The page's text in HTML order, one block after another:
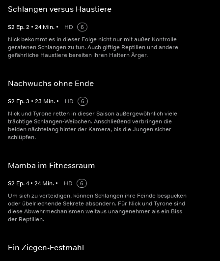
Schlangen versus Haustiere
S2 Ep.2 • 24 Min. • HD
6
Nick bekommt es in dieser Folge nicht nur mit außer Kontrolle
geratenen Schlangen zu tun. Auch giftige Reptilien und andere
gefährliche Haustiere bereiten ihren Haltern Ärger.
Nachwuchs ohne Ende
S2 Ep.3 • 23 Min. • HD
6
Nick und Tyrone retten in dieser Saison außergewöhnlich viele
trächtige Schlangen-Weibchen. Anschließend verbringen die
beiden nächtelang hinter der Kamera, bis die Jungen sicher
schlüpfen.
Mamba im Fitnessraum
S2 Ep.4 • 24 Min. • HD
6
Um sich zu verteidigen, können Schlangen ihre Feinde bespucken
oder übelriechende Sekrete absondern. Für Nick und Tyrone sind
diese Abwehrmechanismen weitaus unangenehmer als ein Biss
der Reptilien.
Ein Ziegen-Festmahl